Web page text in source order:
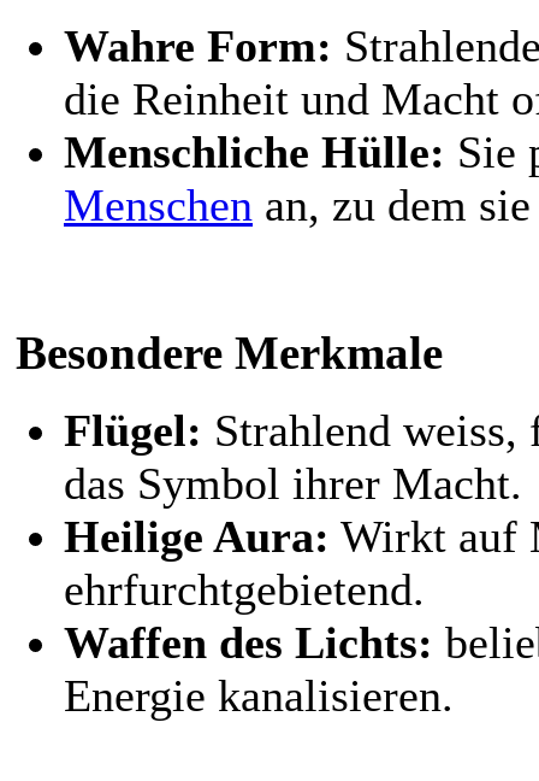
Wahre Form:
die Reinheit und Macht
Menschliche Hülle: Sie
Menschen an, zu dem
Besondere Merkmale
Flügel: Strahlend
das Symbol ihrer Macht.
Heilige Aura: Wirkt auf
ehrfurchtgebietend.
Waffen des Lichts:
Energie kanalisieren.